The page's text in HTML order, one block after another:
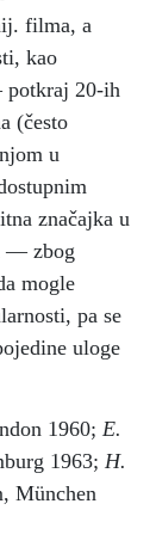
filma, a
kao
20-ih
(često
u
značajka u
— zbog
mogle
pa se
uloge
1960; E.
1963; H.
München